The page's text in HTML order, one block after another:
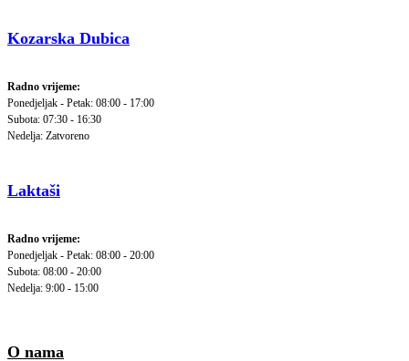
Kozarska Dubica
Radno vrijeme:
Ponedjeljak - Petak: 08:00 - 17:00
Subota: 07:30 - 16:30
Nedelja: Zatvoreno
Laktaši
Radno vrijeme:
Ponedjeljak - Petak: 08:00 - 20:00
Subota: 08:00 - 20:00
Nedelja: 9:00 - 15:00
O nama